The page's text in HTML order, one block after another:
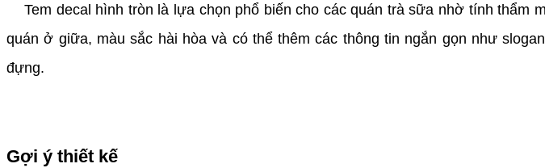
Tem decal hình tròn là lựa chọn phổ biến cho các quán trà sữa nhờ tính thẩm
quán ở giữa, màu sắc hài hòa và có thể thêm các thông tin ngắn gọn như
đựng.
Gợi ý thiết kế